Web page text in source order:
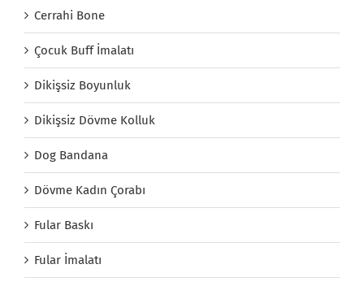
Cerrahi Bone
Çocuk Buff İmalatı
Dikişsiz Boyunluk
Dikişsiz Dövme Kolluk
Dog Bandana
Dövme Kadın Çorabı
Fular Baskı
Fular İmalatı